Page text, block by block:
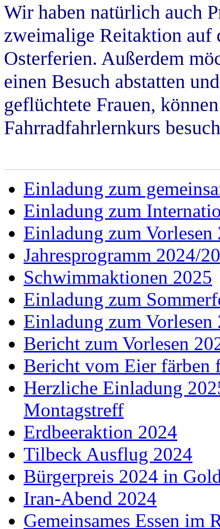
Wir haben natürlich auch
zweimalige Reitaktion auf
Osterferien. Außerdem
einen Besuch abstatten
geflüchtete Frauen,
Fahrradfahrlernkurs
Einladung zum
Einladung zum
Einladung zum Vorlesen
Jahresprogramm 2024/
Schwimmaktionen 2025
Einladung zum
Einladung zum Vorlesen
Bericht zum Vorlesen
Bericht vom Eier färben
Herzliche Einladung
Montagstreff
Erdbeeraktion 2024
Tilbeck Ausflug 2024
Bürgerpreis 2024 in
Iran-Abend 2024
Gemeinsames Essen im